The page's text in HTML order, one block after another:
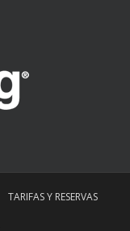
TARIFAS Y RESERVAS